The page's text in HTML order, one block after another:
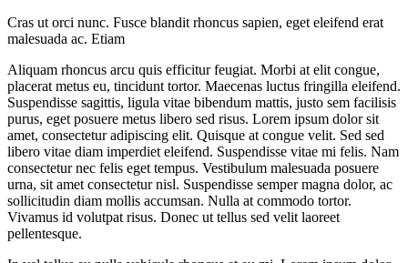
Cras ut orci nunc. Fusce blandit rhoncus sapien, eget eleifend erat
malesuada ac. Etiam
Aliquam rhoncus arcu quis efficitur feugiat. Morbi at elit congue,
placerat metus eu, tincidunt tortor. Maecenas luctus fringilla eleifend.
Suspendisse sagittis, ligula vitae bibendum mattis, justo sem facilisis
purus, eget posuere metus libero sed risus. Lorem ipsum dolor sit
amet, consectetur adipiscing elit. Quisque at congue velit. Sed sed
libero vitae diam imperdiet eleifend. Suspendisse vitae mi felis. Nam
consectetur nec felis eget tempus. Vestibulum malesuada posuere
urna, sit amet consectetur nisl. Suspendisse semper magna dolor, ac
sollicitudin diam mollis accumsan. Nulla at commodo tortor.
Vivamus id volutpat risus. Donec ut tellus sed velit laoreet
pellentesque.